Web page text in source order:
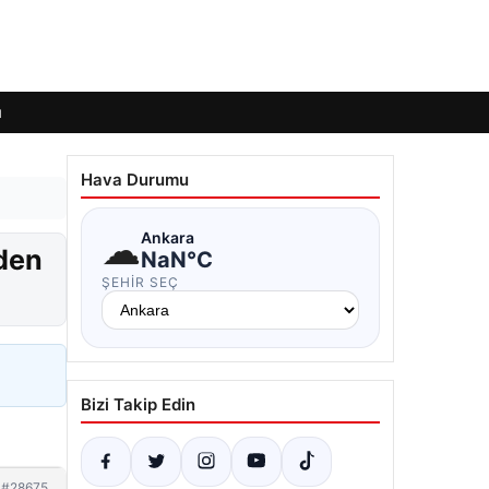
Hava Durumu
☁Ankara
NaN°C
ŞEHIR SEÇ
Bizi Takip Edin